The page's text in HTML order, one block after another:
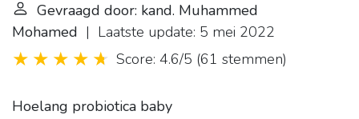
Gevraagd door: kand. Muhammed
Mohamed | Laatste update: 5 mei 2022
Score: 4.6/5 (61 stemmen)
Hoelang probiotica baby